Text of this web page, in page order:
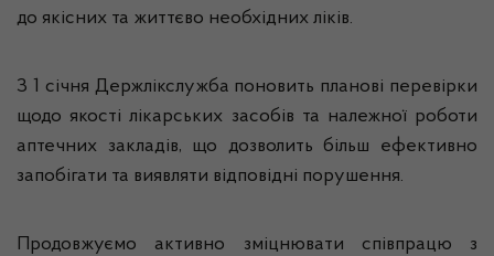
до якісних та життєво необхідних ліків.
З 1 січня Держлікслужба поновить планові перевірки
щодо якості лікарських засобів та належної роботи
аптечних закладів, що дозволить більш ефективно
запобігати та виявляти відповідні порушення.
Продовжуємо активно зміцнювати співпрацю з